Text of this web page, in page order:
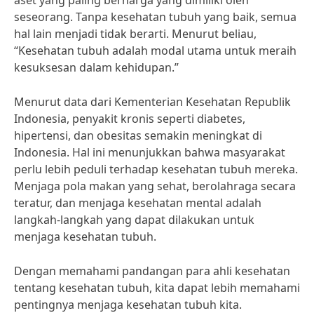
seseorang. Tanpa kesehatan tubuh yang baik, semua
hal lain menjadi tidak berarti. Menurut beliau,
“Kesehatan tubuh adalah modal utama untuk meraih
kesuksesan dalam kehidupan.”
Menurut data dari Kementerian Kesehatan Republik
Indonesia, penyakit kronis seperti diabetes,
hipertensi, dan obesitas semakin meningkat di
Indonesia. Hal ini menunjukkan bahwa masyarakat
perlu lebih peduli terhadap kesehatan tubuh mereka.
Menjaga pola makan yang sehat, berolahraga secara
teratur, dan menjaga kesehatan mental adalah
langkah-langkah yang dapat dilakukan untuk
menjaga kesehatan tubuh.
Dengan memahami pandangan para ahli kesehatan
tentang kesehatan tubuh, kita dapat lebih memahami
pentingnya menjaga kesehatan tubuh kita.